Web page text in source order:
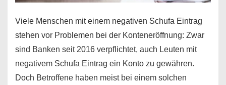
Viele Menschen mit einem negativen Schufa Eintrag
stehen vor Problemen bei der Konteneröffnung: Zwar
sind Banken seit 2016 verpflichtet, auch Leuten mit
negativem Schufa Eintrag ein Konto zu gewähren.
Doch Betroffene haben meist bei einem solchen